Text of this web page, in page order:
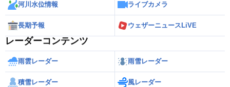
河川水位情報 ライブカメラ
長期予報 ウェザーニュースLiVE
レーダーコンテンツ
雨雲レーダー 雨雪レーダー
積雪レーダー 風レーダー